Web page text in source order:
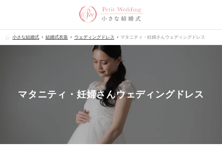
小さな結婚式 結婚式衣装 ウェディングドレス マタニティ・妊婦さんウェディングドレス
マタニティ・妊婦さんウェディングドレス